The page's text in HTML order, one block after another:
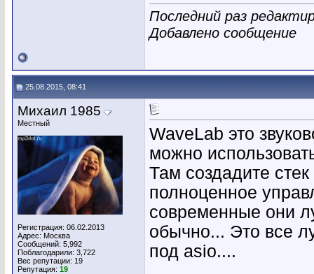
Последний раз
Добавлено сообщение
25.08.2015, 08:41
Михаил 1985
Местный
Регистрация: 06.02.2013
Адрес: Москва
Сообщений: 5,992
Поблагодарили: 3,722
Вес репутации: 19
Репутация: 19
WaveLab это
можно
Там создадите
полноценное
современные они
обычно... Это все
под asio....